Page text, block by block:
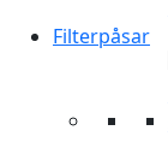
Filterpåsar